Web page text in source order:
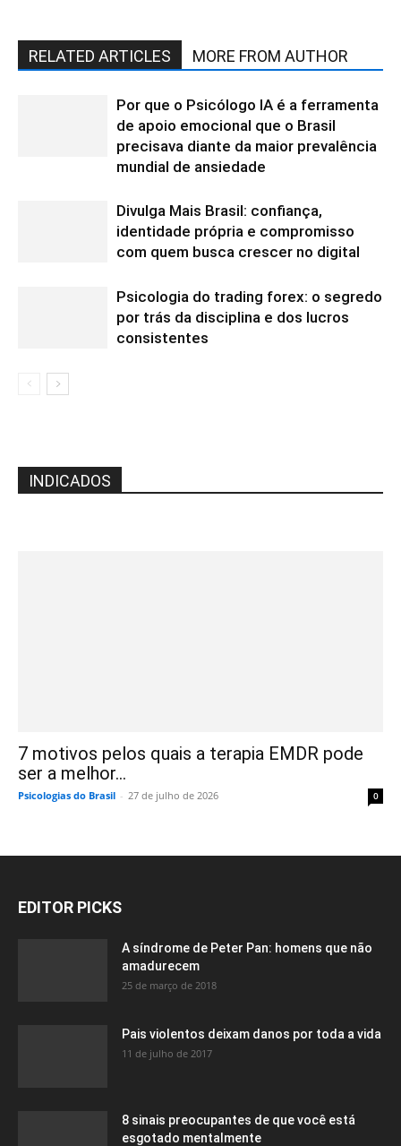
RELATED ARTICLES MORE FROM AUTHOR
Por que o Psicólogo IA é a ferramenta
de apoio emocional que o Brasil
precisava diante da maior prevalência
mundial de ansiedade
Divulga Mais Brasil: confiança,
identidade própria e compromisso
com quem busca crescer no digital
Psicologia do trading forex: o segredo
por trás da disciplina e dos lucros
consistentes
INDICADOS
7 motivos pelos quais a terapia EMDR pode
ser a melhor...
Psicologias do Brasil - 27 de julho de 2026 0
EDITOR PICKS
A síndrome de Peter Pan: homens que não
amadurecem
25 de março de 2018
Pais violentos deixam danos por toda a vida
11 de julho de 2017
8 sinais preocupantes de que você está
esgotado mentalmente